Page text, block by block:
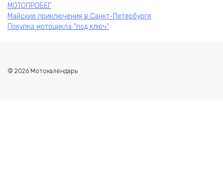
МОТОПРОБЕГ
Майские приключения в Санкт-Петербурге
Покупка мотоцикла “под ключ”
© 2026 Мотокалендарь